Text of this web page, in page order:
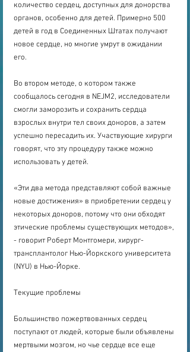
количество сердец, доступных для донорства
органов, особенно для детей. Примерно 500
детей в год в Соединенных Штатах получают
новое сердце, но многие умрут в ожидании
его.
Во втором методе, о котором также
сообщалось сегодня в NEJM2, исследователи
смогли заморозить и сохранить сердца
взрослых внутри тел своих доноров, а затем
успешно пересадить их. Участвующие хирурги
говорят, что эту процедуру также можно
использовать у детей.
«Эти два метода представляют собой важные
новые достижения» в приобретении сердец у
некоторых доноров, потому что они обходят
этические проблемы существующих методов»,
- говорит Роберт Монтгомери, хирург-
трансплантолог Нью-Йоркского университета
(NYU) в Нью-Йорке.
Текущие проблемы
Большинство пожертвованных сердец
поступают от людей, которые были объявлены
мертвыми мозгом, но чье сердце все еще